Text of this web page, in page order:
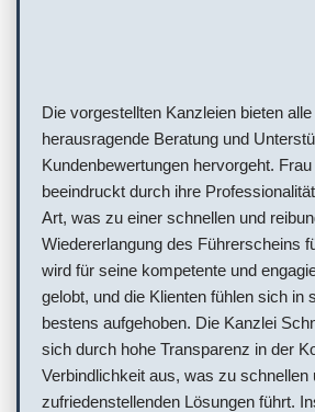
Die vorgestellten Kanzleien bieten alle
herausragende Beratung und
Kundenbewertungen hervorgeht.
beeindruckt durch ihre
Art, was zu einer schnellen und
Wiedererlangung des Führerscheins
wird für seine kompetente und
gelobt, und die Klienten fühlen sich in
bestens aufgehoben. Die Kanzlei
sich durch hohe Transparenz in der
Verbindlichkeit aus, was zu schnellen
zufriedenstellenden Lösungen führt.